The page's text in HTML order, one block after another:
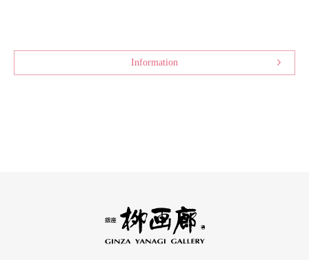
Information